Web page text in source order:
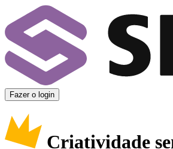
Fazer o login
Criatividade